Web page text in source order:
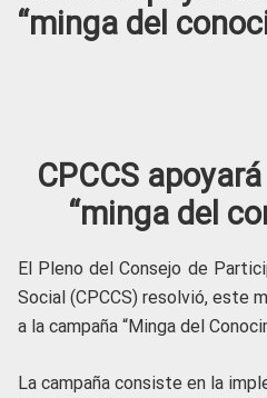
“minga del
CPCCS
“minga del
El Pleno del Consejo de
Social (CPCCS) resolvió, este
a la campaña “Minga del
La campaña consiste en la